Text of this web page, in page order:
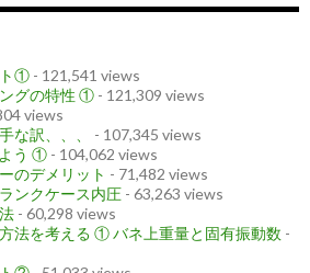
ト① - 121,541 views
グの特性 ① - 121,309 views
views
な訳、、、
- 107,345 views
う ① - 104,062 views
のデメリット - 71,482 views
ンクケース内圧 - 63,263 views
- 60,298 views
法を考える ① バネ上重量と固有振動数 -